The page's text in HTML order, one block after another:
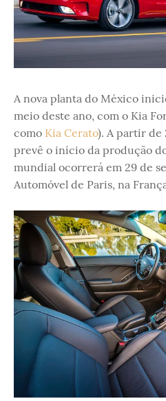
A nova planta do México
meio deste ano, com o Kia
como Kia Cerato). A partir de
prevê o início da produção
mundial ocorrerá em 29 de
Automóvel de Paris, na